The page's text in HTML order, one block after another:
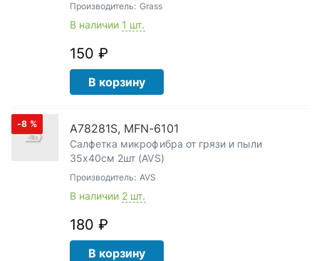
Производитель: Grass
В наличии 1 шт.
150 ₽
В корзину
-8 % A78281S, MFN-6101
Салфетка микрофибра от грязи и пыли
35х40см 2шт (AVS)
Производитель: AVS
В наличии 2 шт.
180 ₽
В корзину